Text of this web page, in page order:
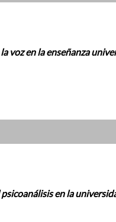
voz en la enseñanza
en la